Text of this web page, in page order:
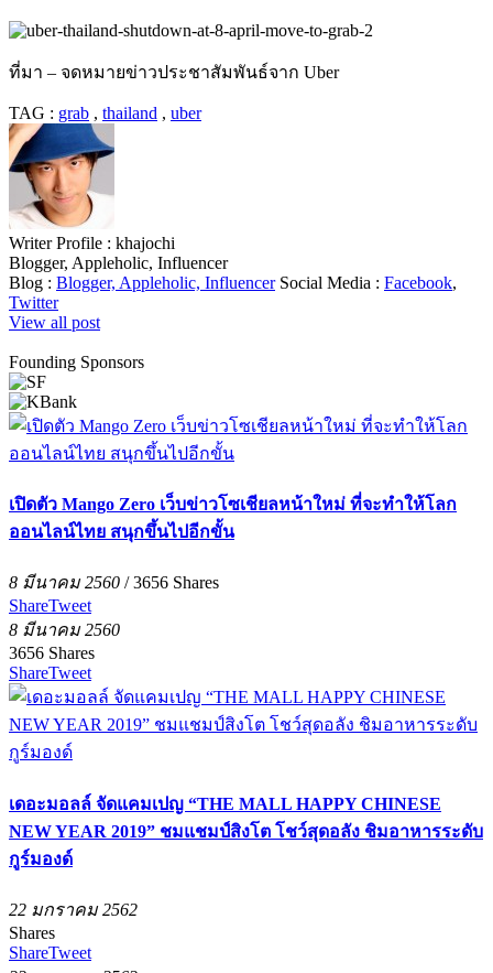
ที่มา – จดหมายข่าวประชาสัมพันธ์จาก Uber
TAG : grab , thailand , uber
Writer Profile : khajochi
Blogger, Appleholic, Influencer
Blog : Blogger, Appleholic, Influencer Social Media : Facebook,
Twitter
View all post
Founding Sponsors
เปิดตัว Mango Zero เว็บข่าวโซเชียลหน้าใหม่ ที่จะทำให้โลก
ออนไลน์ไทย สนุกขึ้นไปอีกขั้น
8 มีนาคม 2560 /3656 Shares
ShareTweet
8 มีนาคม 2560
3656 Shares
ShareTweet
เดอะมอลล์ จัดแคมเปญ “THE MALL HAPPY CHINESE
NEW YEAR 2019” ชมแชมป์สิงโต โชว์สุดอลัง ชิมอาหารระดับ
กูร์มองด์
22 มกราคม 2562
Shares
ShareTweet